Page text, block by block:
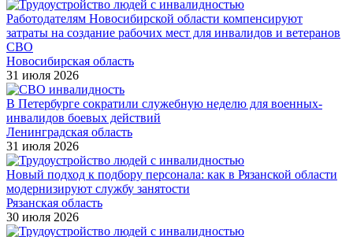
Работодателям Новосибирской области компенсируют
затраты на создание рабочих мест для инвалидов и ветеранов
СВО
Новосибирская область
31 июля 2026
В Петербурге сократили служебную неделю для военных-
инвалидов боевых действий
Ленинградская область
31 июля 2026
Новый подход к подбору персонала: как в Рязанской области
модернизируют службу занятости
Рязанская область
30 июля 2026